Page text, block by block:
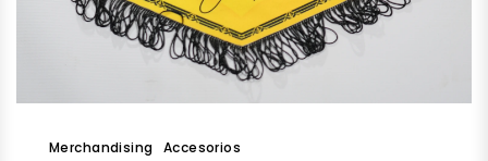
Merchandising Accesorios